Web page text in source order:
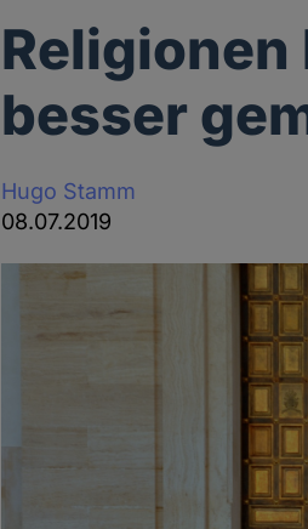
besser
Hugo Stamm
08.07.2019